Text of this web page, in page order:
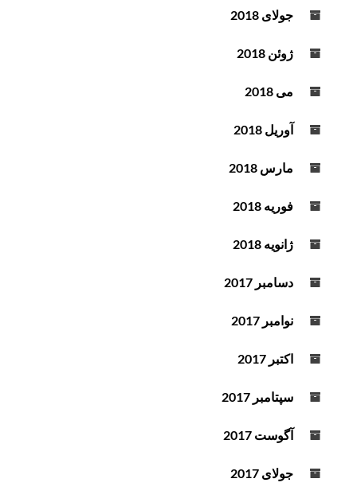
جولای 2018
ژوئن 2018
می 2018
آوریل 2018
مارس 2018
فوریه 2018
ژانویه 2018
دسامبر 2017
نوامبر 2017
اکتبر 2017
سپتامبر 2017
آگوست 2017
جولای 2017